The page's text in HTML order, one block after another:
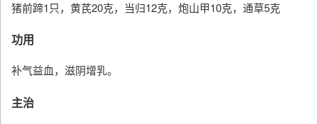
猪前蹄1只，黄芪20克，当归12克，炮山甲10克，通草5克
功用
补气益血，滋阴增乳。
主治